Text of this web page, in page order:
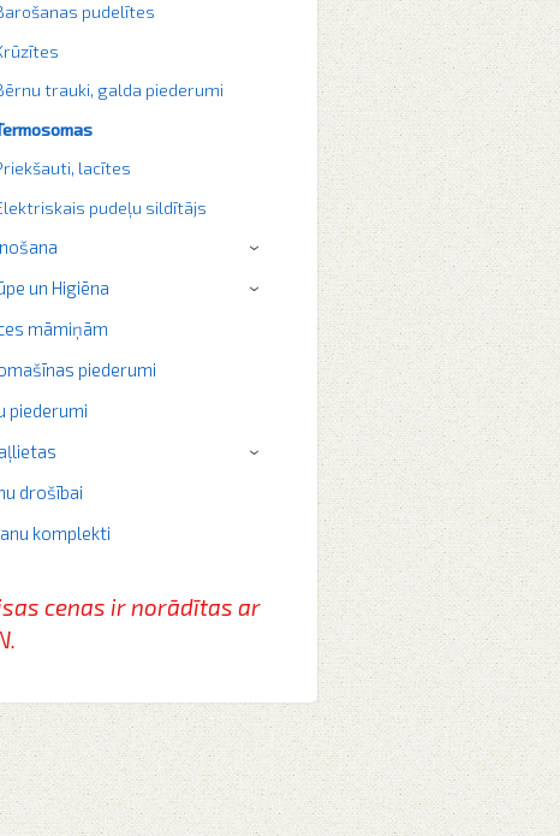
pudelītes
trauki, galda piederumi
lacītes
pudeļu sildītājs
›
un Higiēna ›
māmiņām
piederumi
piederumi
›
drošībai
komplekti
cenas ir norādītas ar